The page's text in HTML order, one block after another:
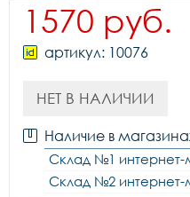
1570 руб.
артикул: 10076
НЕТ В НАЛИЧИИ
Наличие в
Склад №1 интернет-
Склад №2 интернет-